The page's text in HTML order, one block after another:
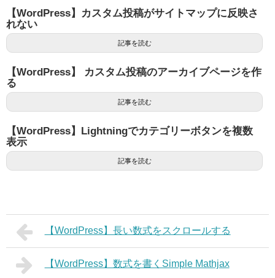
【WordPress】カスタム投稿がサイトマップに反映さ
れない
記事を読む
【WordPress】 カスタム投稿のアーカイブページを作
る
記事を読む
【WordPress】Lightningでカテゴリーボタンを複数
表示
記事を読む
【WordPress】長い数式をスクロールする
【WordPress】数式を書くSimple Mathjax